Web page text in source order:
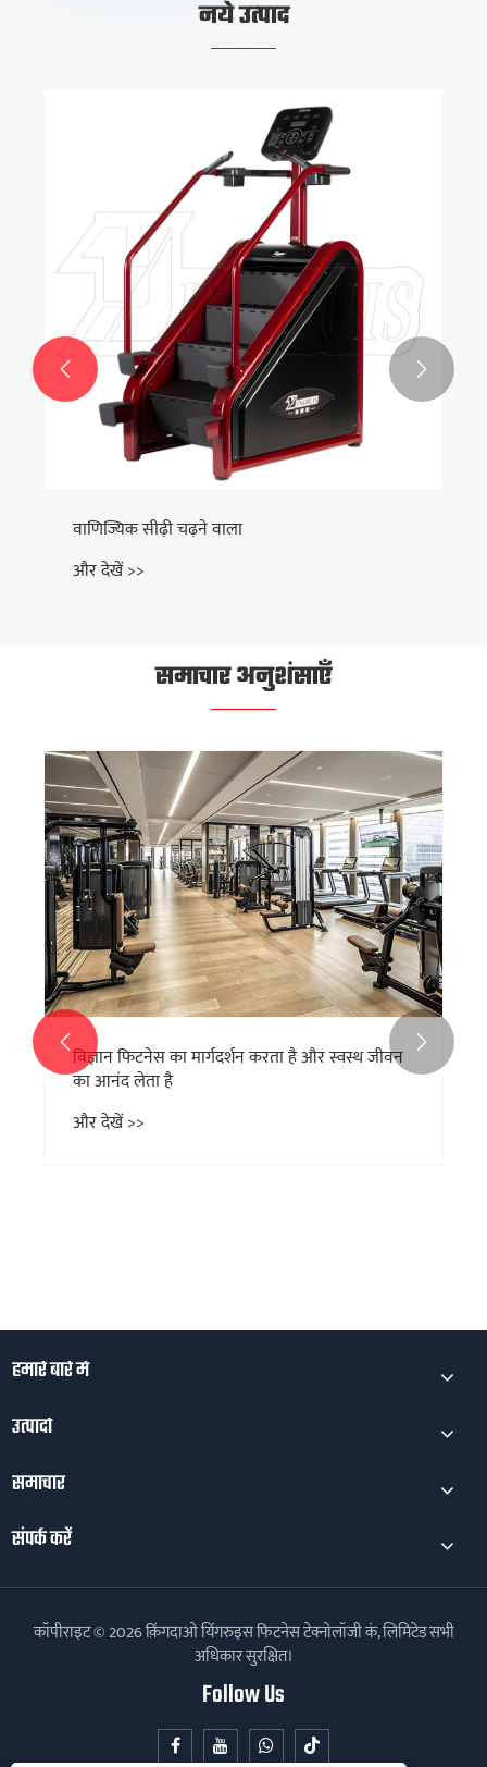
नये उत्पाद
वाणिज्यिक सीढ़ी चढ़ने वाला
और देखें >>
 
समाचार अनुशंसाएँ
विज्ञान फिटनेस का मार्गदर्शन करता है और स्वस्थ जीवन
का आनंद लेता है
और देखें >>
 
हमारे बारे में
उत्पादों
समाचार
संपर्क करें
कॉपीराइट © 2026 क़िंगदाओ यिंगरुइस फिटनेस टेक्नोलॉजी कं, लिमिटेड सभी
अधिकार सुरक्षित।
Follow Us